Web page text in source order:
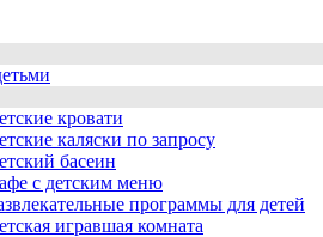
кровати
каляски по запросу
басеин
с детским меню
программы для детей
игравшая комната